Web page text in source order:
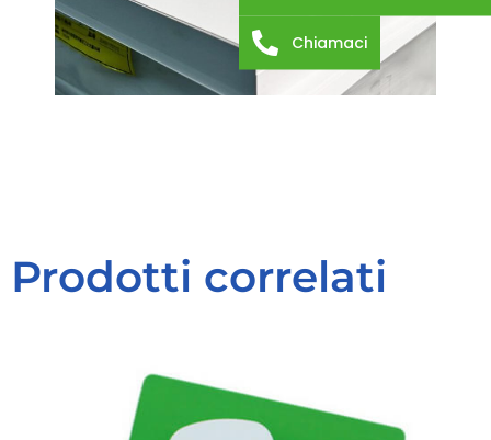
Prodotti correlati
Chiamaci